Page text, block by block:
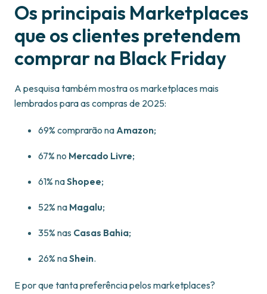
Os principais Marketplaces
que os clientes pretendem
comprar na Black Friday
A pesquisa também mostra os marketplaces mais
lembrados para as compras de 2025:
69% comprarão naAmazon;
67% no Mercado Livre;
61% naShopee;
52% na Magalu;
35% nas Casas Bahia;
26% naShein.
E por que tanta preferência pelos marketplaces?